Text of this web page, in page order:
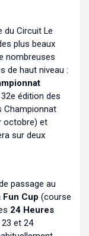
du Circuit Le
plus beaux
nombreuses
de haut niveau :
édition des
Championnat
octobre) et
sur deux
passage au
Fun Cup (course
24 Heures
et 24